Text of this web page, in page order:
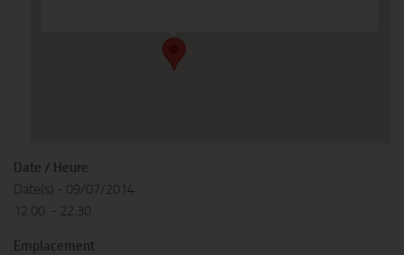
Date / Heure
Date(s) - 09/07/2014
12.00. - 22.30.
Emplacement